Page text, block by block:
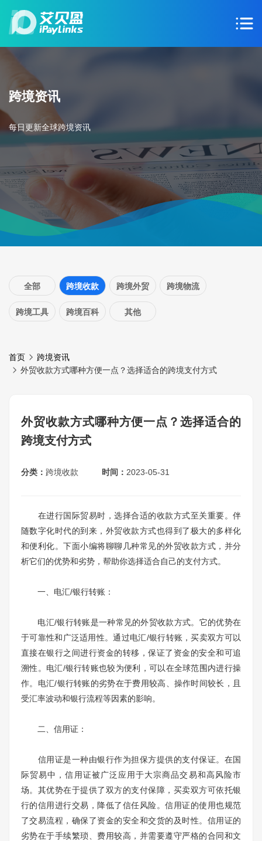
跨境资讯
每日更新全球跨境资讯
全部 跨境收款 跨境外贸 跨境物流
跨境工具 跨境百科 其他
首页
跨境资讯
外贸收款方式哪种方便一点？选择适合的跨境支付方式
外贸收款方式哪种方便一点？选择适合的
跨境支付方式
分类： 跨境收款 时间： 2023-05-31
在进行国际贸易时，选择合适的收款方式至关重要。伴
随数字化时代的到来，外贸收款方式也得到了极大的多样化
和便利化。下面小编将聊聊几种常见的外贸收款方式，并分
析它们的优势和劣势，帮助你选择适合自己的支付方式。
一、电汇/银行转账：
电汇/银行转账是一种常见的外贸收款方式。它的优势在
于可靠性和广泛适用性。通过电汇/银行转账，买卖双方可以
直接在银行之间进行资金的转移，保证了资金的安全和可追
溯性。电汇/银行转账也较为便利，可以在全球范围内进行操
作。电汇/银行转账的劣势在于费用较高、操作时间较长，且
受汇率波动和银行流程等因素的影响。
二、信用证：
信用证是一种由银行作为担保方提供的支付保证。在国
际贸易中，信用证被广泛应用于大宗商品交易和高风险市
场。其优势在于提供了双方的支付保障，买卖双方可依托银
行的信用进行交易，降低了信任风险。信用证的使用也规范
了交易流程，确保了资金的安全和交货的及时性。信用证的
劣势在于手续繁琐、费用较高，并需要遵守严格的合同和文